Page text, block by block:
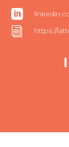

i https://